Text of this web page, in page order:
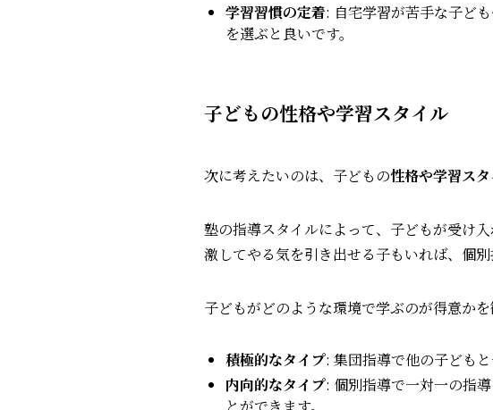
学習習慣の定着: 自宅学習が苦手な子ど
を選ぶと良いです。
子どもの性格や学習スタイル
次に考えたいのは、子どもの性格や学習ス
塾の指導スタイルによって、子どもが受け
激してやる気を引き出せる子もいれば、個
子どもがどのような環境で学ぶのが得意か
積極的なタイプ: 集団指導で他の子ども
内向的なタイプ: 個別指導で一対一の指
とができます。